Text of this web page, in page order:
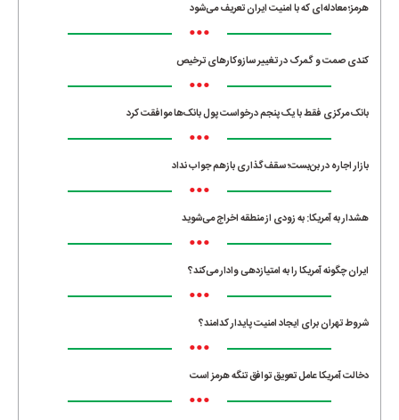
هرمز؛ معادله‌ای که با امنیت ایران تعریف می‌شود
•••
کندی صمت و گمرک در تغییر سازوکارهای ترخیص
•••
بانک مرکزی فقط با یک‌ پنجم درخواست پول بانک‌ها موافقت کرد
•••
بازار اجاره در بن‌بست؛ سقف‌گذاری بازهم جواب نداد
•••
هشدار به آمریکا: به زودی از منطقه اخراج می‌شوید
•••
ایران چگونه آمریکا را به امتیازدهی وادار می‌کند؟
•••
شروط تهران برای ایجاد امنیت پایدار کدامند؟
•••
دخالت آمریکا عامل تعویق توافق تنگه هرمز است
•••